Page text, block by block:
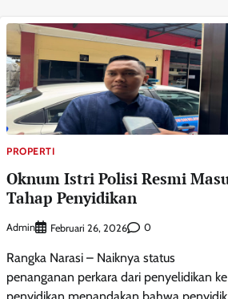
PROPERTI
Oknum Istri Polisi Resmi
Tahap Penyidikan
Admin Februari 26, 2026 0
Rangka Narasi – Naiknya status
penanganan perkara dari penyelidikan ke